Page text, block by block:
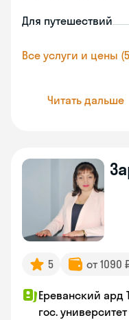
Для путешествий
Все услуги и цены
Читать дальше
5 от 1090
Ереванский ард
гос. университет